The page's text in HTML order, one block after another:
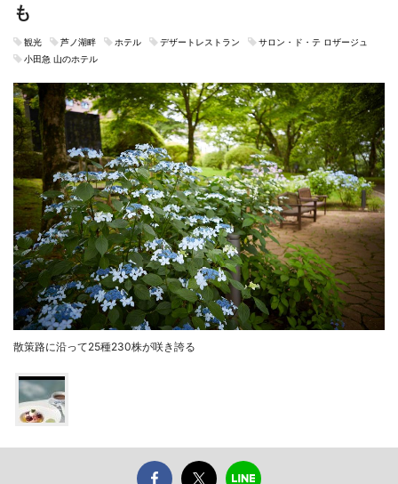
も
観光 芦ノ湖畔 ホテル デザートレストラン
サロン・ド・テ ロザージュ
小田急 山のホテル
散策路に沿って25種230株が咲き誇る